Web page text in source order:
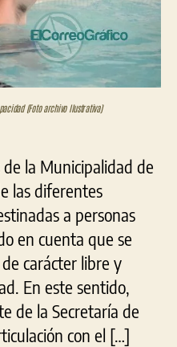
(Foto archivo Ilustrativa)
la Municipalidad de
las diferentes
a personas
en cuenta que se
carácter libre y
En este sentido,
de la Secretaría de
con el […]